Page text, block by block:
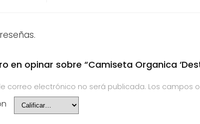
en opinar sobre “Camiseta Organica
correo electrónico no será publicada. Los campos